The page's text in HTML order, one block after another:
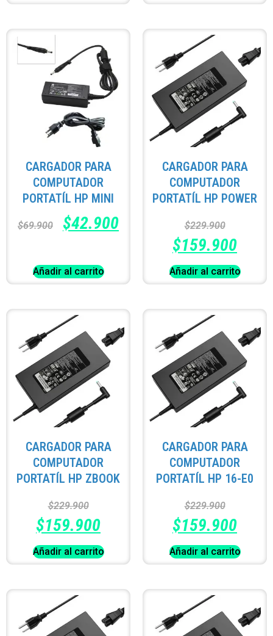
CARGADOR PARA
COMPUTADOR
PORTATÍL HP MINI
$69.900 $42.900
Añadir al carrito
CARGADOR PARA
COMPUTADOR
PORTATÍL HP POWER
$229.900
$159.900
Añadir al carrito
CARGADOR PARA
COMPUTADOR
PORTATÍL HP ZBOOK
$229.900
$159.900
Añadir al carrito
CARGADOR PARA
COMPUTADOR
PORTATÍL HP 16-E0
$229.900
$159.900
Añadir al carrito